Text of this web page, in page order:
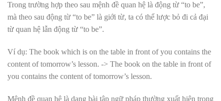
Trong trường hợp theo sau mệnh đề quan hệ là động từ “to be”,
mà theo sau động từ “to be” là giới từ, ta có thể lược bỏ đi cả đại
từ quan hệ lẫn động từ “to be”.
Ví dụ: The book which is on the table in front of you contains the
content of tomorrow’s lesson. -> The book on the table in front of
you contains the content of tomorrow’s lesson.
Mệnh đề quan hệ là dạng bài tập ngữ pháp thường xuất hiện trong